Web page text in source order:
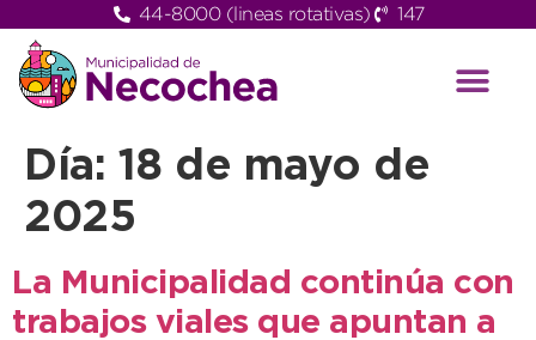
44-8000 (lineas rotativas) 147
Día: 18 de mayo de
2025
La Municipalidad continúa con
trabajos viales que apuntan a